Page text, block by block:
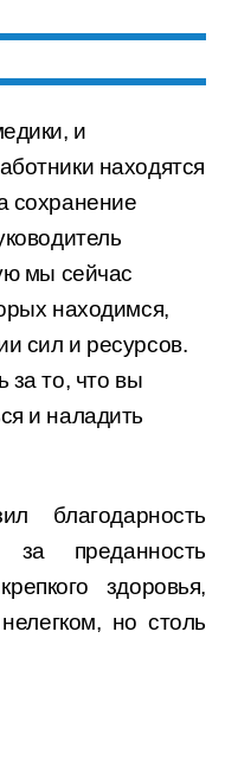
и
находятся
сохранение
мы сейчас
находимся,
сил и ресурсов.
за то, что вы
и наладить
благодарность
за преданность
здоровья,
но столь